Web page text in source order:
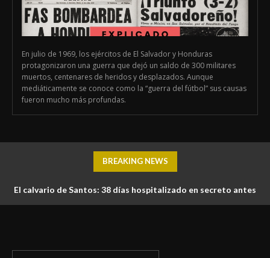
En julio de 1969, los ejércitos de El Salvador y Honduras
protagonizaron una guerra que dejó un saldo de 300 militares
muertos, centenares de heridos y desplazados. Aunque
mediáticamente se conoce como la “guerra del fútbol” sus causas
fueron mucho más profundas.
BREAKING NEWS
El calvario de Santos: 38 días hospitalizado en secreto antes